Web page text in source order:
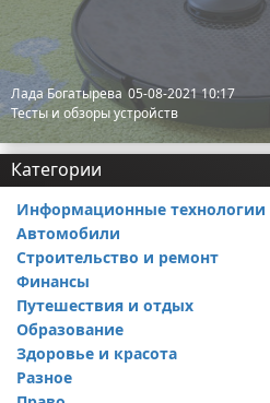
Лада Богатырева 05-08-2021 10:17
Тесты и обзоры устройств
Категории
Информационные технологии
Тесты и обзоры устройств
Автомобили
Ремонт авто
Строительство и ремонт
Финансы
Путешествия и отдых
Образование
Здоровье и красота
Разное